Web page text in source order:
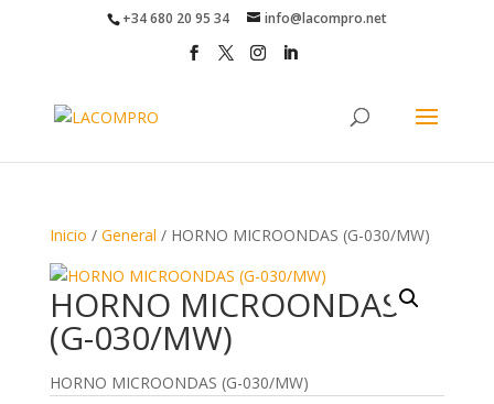
+34 680 20 95 34 info@lacompro.net
Inicio / General / HORNO MICROONDAS (G-030/MW)
HORNO MICROONDAS
(G-030/MW)
HORNO MICROONDAS (G-030/MW)